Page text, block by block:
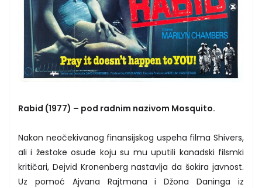
Rabid (1977) – pod radnim nazivom Mosquito.
Nakon neočekivanog finansijskog uspeha filma Shivers,
ali i žestoke osude koju su mu uputili kanadski filsmki
kritičari, Dejvid Kronenberg nastavlja da šokira javnost.
Uz pomoć Ajvana Rajtmana i Džona Daninga iz